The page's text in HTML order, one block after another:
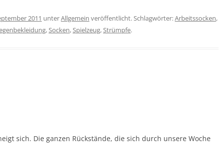
2011 unterAllgemein veröffentlicht. Schlagwörter:Arbeitssocken,
,Socken,Spielzeug,Strümpfe.
sich. Die ganzen Rückstände, die sich durch unsere Woche